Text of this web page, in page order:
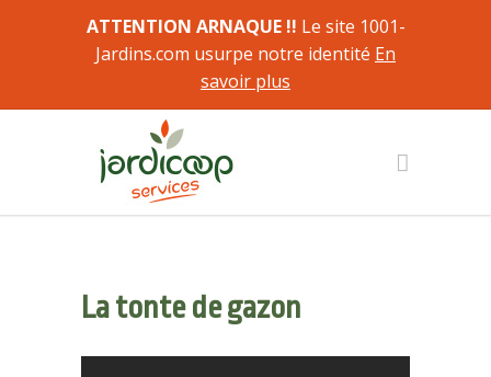
ATTENTION ARNAQUE !! Le site 1001-
Jardins.com usurpe notre identité En
savoir plus
La tonte de gazon